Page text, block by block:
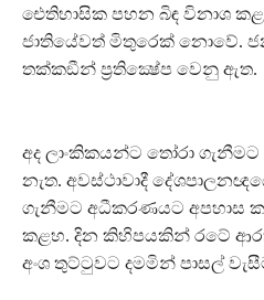
ඓතිහාසික පහන බිඳ විනාශ
ජාතියේවත් මිතුරෙක් නොවේ.
තක්කඞීන් ප‍්‍රතික්‍ෂේප වෙනු ඇත.
අද ලාංකිකයන්ට තෝරා
නැත. අවස්ථාවාදී
ගැනීමට අධීකරණයට අපහාස
කළහ. දින කිහිපයකින් රටේ
අංශ තුට්ටුවට දමමින් පාසල්